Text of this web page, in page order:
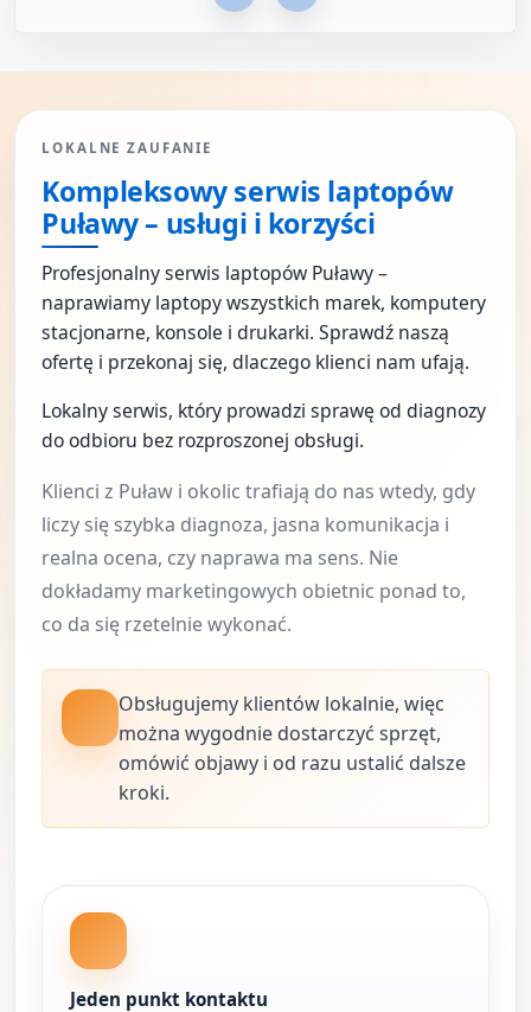
LOKALNE ZAUFANIE
Kompleksowy serwis laptopów
Puławy – usługi i korzyści
Profesjonalny serwis laptopów Puławy –
naprawiamy laptopy wszystkich marek, komputery
stacjonarne, konsole i drukarki. Sprawdź naszą
ofertę i przekonaj się, dlaczego klienci nam ufają.
Lokalny serwis, który prowadzi sprawę od diagnozy
do odbioru bez rozproszonej obsługi.
Klienci z Puław i okolic trafiają do nas wtedy, gdy
liczy się szybka diagnoza, jasna komunikacja i
realna ocena, czy naprawa ma sens. Nie
dokładamy marketingowych obietnic ponad to,
co da się rzetelnie wykonać.
Obsługujemy klientów lokalnie, więc
można wygodnie dostarczyć sprzęt,
omówić objawy i od razu ustalić dalsze
kroki.
Jeden punkt kontaktu